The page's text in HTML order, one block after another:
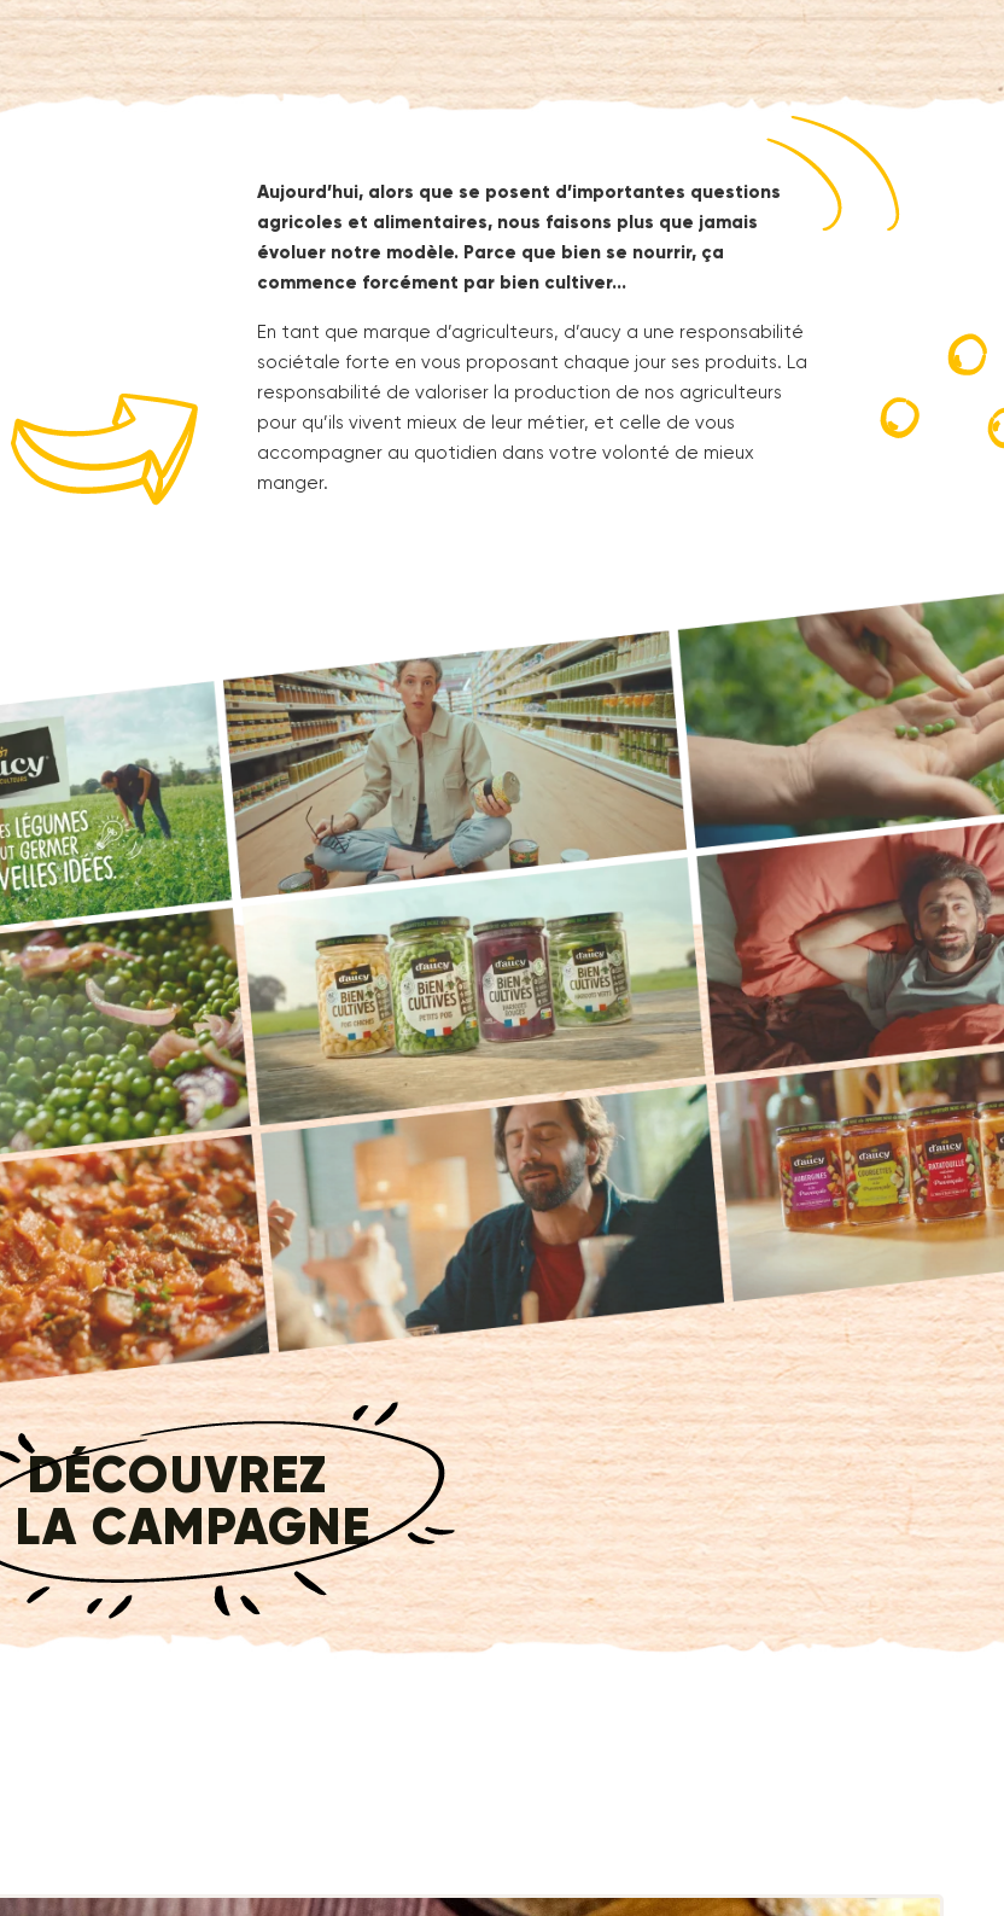
Aujourd’hui, alors que se posent d’importantes questions
agricoles et alimentaires, nous faisons plus que jamais
évoluer notre modèle. Parce que bien se nourrir, ça
commence forcément par bien cultiver…
En tant que marque d’agriculteurs, d’aucy a une responsabilité
sociétale forte en vous proposant chaque jour ses produits. La
responsabilité de valoriser la production de nos agriculteurs
pour qu’ils vivent mieux de leur métier, et celle de vous
accompagner au quotidien dans votre volonté de mieux
manger.
DÉCOUVREZ
LA CAMPAGNE